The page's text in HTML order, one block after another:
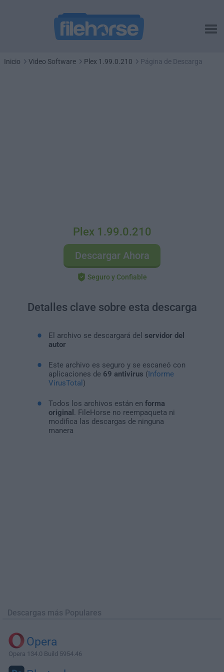
Inicio Video Software Plex 1.99.0.210 Página de Descarga
Plex 1.99.0.210
Descargar Ahora
Seguro y Confiable
Detalles clave sobre esta descarga
El archivo se descargará del servidor del
autor
Este archivo es seguro y se escaneó con
aplicaciones de 69 antivirus (Informe
VirusTotal )
Todos los archivos están en forma
original
. FileHorse no reempaqueta ni
modifica las descargas de ninguna
manera
Descargas más Populares
Opera
Opera 134.0 Build 5954.46